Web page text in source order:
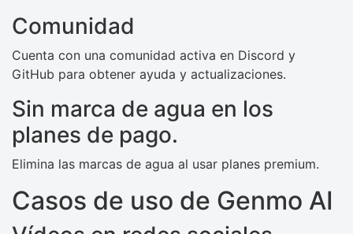
Comunidad
Cuenta con una comunidad activa en Discord y
GitHub para obtener ayuda y actualizaciones.
Sin marca de agua en los
planes de pago.
Elimina las marcas de agua al usar planes premium.
Casos de uso de Genmo AI